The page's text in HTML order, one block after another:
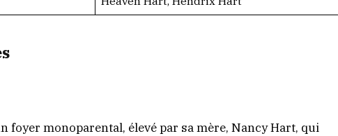
foyer monoparental, élevé par sa mère, Nancy Hart, qui